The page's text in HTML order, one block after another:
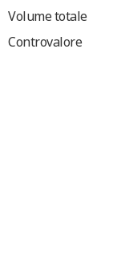
Volume totale
Controvalore